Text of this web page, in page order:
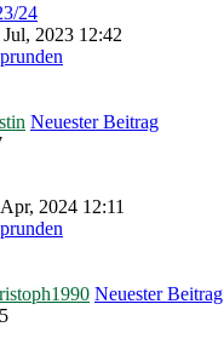
24
2023 12:42
Neuester Beitrag
2024 12:11
Neuester Beitrag